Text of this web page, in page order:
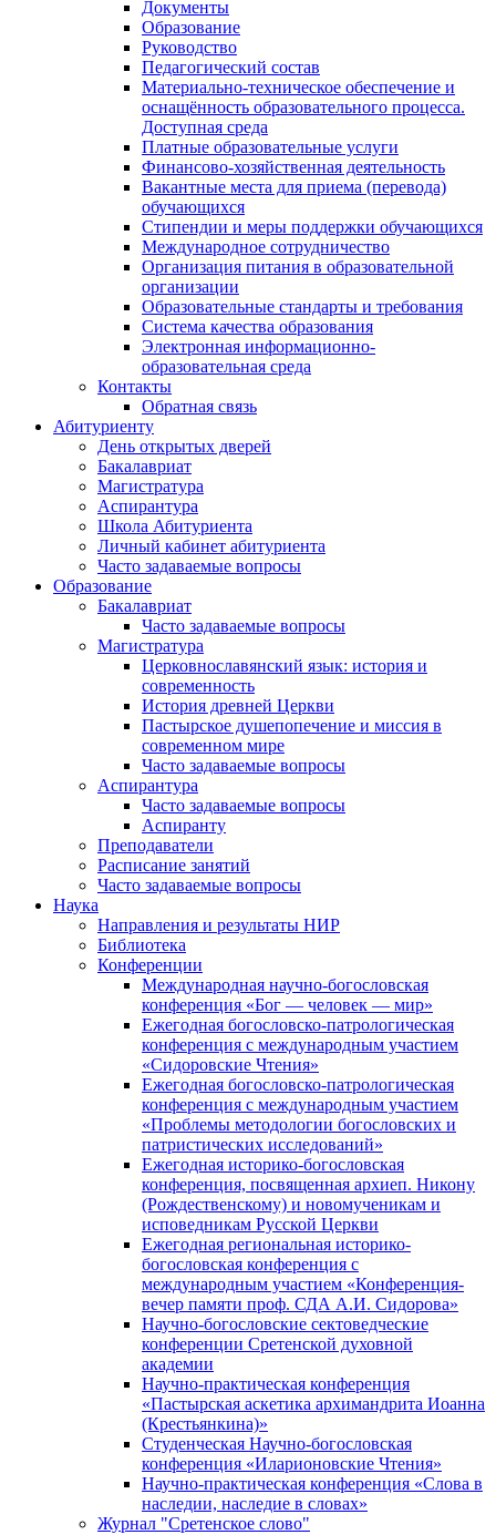
Документы
Образование
Руководство
Педагогический состав
Материально-техническое обеспечение и
оснащённость образовательного процесса.
Доступная среда
Платные образовательные услуги
Финансово-хозяйственная деятельность
Вакантные места для приема (перевода)
обучающихся
Стипендии и меры поддержки обучающихся
Международное сотрудничество
Организация питания в образовательной
организации
Образовательные стандарты и требования
Система качества образования
Электронная информационно-
образовательная среда
Контакты
Обратная связь
Абитуриенту
День открытых дверей
Бакалавриат
Магистратура
Аспирантура
Школа Абитуриента
Личный кабинет абитуриента
Часто задаваемые вопросы
Образование
Бакалавриат
Часто задаваемые вопросы
Магистратура
Церковнославянский язык: история и
современность
История древней Церкви
Пастырское душепопечение и миссия в
современном мире
Часто задаваемые вопросы
Аспирантура
Часто задаваемые вопросы
Аспиранту
Преподаватели
Расписание занятий
Часто задаваемые вопросы
Наука
Направления и результаты НИР
Библиотека
Конференции
Международная научно-богословская
конференция «Бог — человек — мир»
Ежегодная богословско-патрологическая
конференция с международным участием
«Сидоровские Чтения»
Ежегодная богословско-патрологическая
конференция с международным участием
«Проблемы методологии богословских и
патристических исследований»
Ежегодная историко-богословская
конференция, посвященная архиеп. Никону
(Рождественскому) и новомученикам и
исповедникам Русской Церкви
Ежегодная региональная историко-
богословская конференция с
международным участием «Конференция-
вечер памяти проф. СДА А.И. Сидорова»
Научно-богословские сектоведческие
конференции Сретенской духовной
академии
Научно-практическая конференция
«Пастырская аскетика архимандрита Иоанна
(Крестьянкина)»
Студенческая Научно-богословская
конференция «Иларионовские Чтения»
Научно-практическая конференция «Cлова в
наследии, наследие в словах»
Журнал "Сретенское слово"